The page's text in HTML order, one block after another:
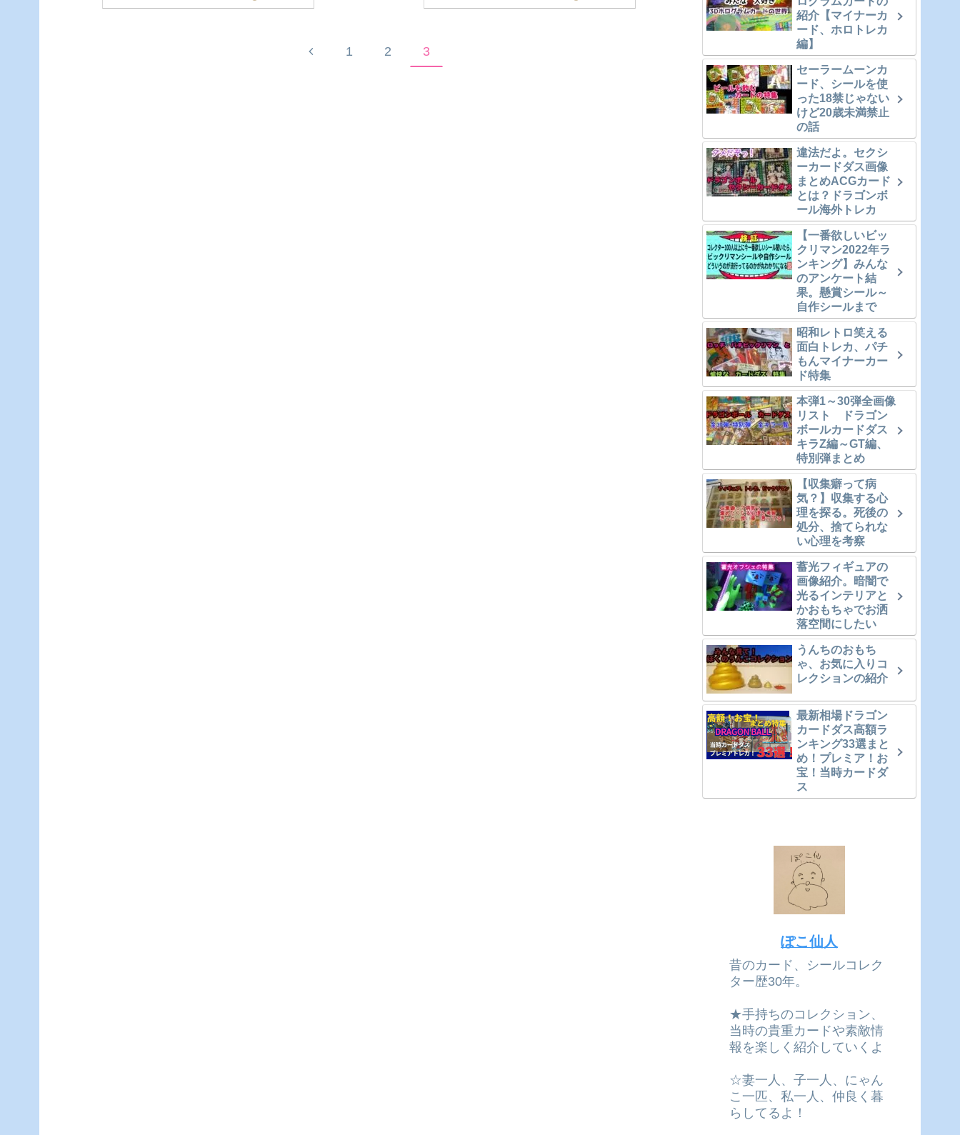
ゃった！』、 ...
1 2 3
紹介【マイナーカ
ード、ホロトレカ
編】
セーラームーンカ
ード、シールを使
った18禁じゃない
けど20歳未満禁止
の話
違法だよ。セクシ
ーカードダス画像
まとめACGカード
とは？ドラゴンボ
ール海外トレカ
【一番欲しいビッ
クリマン2022年ラ
ンキング】みんな
のアンケート結
果。懸賞シール～
自作シールまで
昭和レトロ笑える
面白トレカ、パチ
もんマイナーカー
ド特集
本弾1～30弾全画像
リスト ドラゴン
ボールカードダス
キラZ編～GT編、
特別弾まとめ
【収集癖って病
気？】収集する心
理を探る。死後の
処分、捨てられな
い心理を考察
蓄光フィギュアの
画像紹介。暗闇で
光るインテリアと
かおもちゃでお洒
落空間にしたい
うんちのおもち
ゃ、お気に入りコ
レクションの紹介
最新相場ドラゴン
カードダス高額ラ
ンキング33選まと
め！プレミア！お
宝！当時カードダ
ス
ぽこ仙人
昔のカード、シールコレク
ター歴30年。
★手持ちのコレクション、
当時の貴重カードや素敵情
報を楽しく紹介していくよ
☆妻一人、子一人、にゃん
こ一匹、私一人、仲良く暮
らしてるよ！